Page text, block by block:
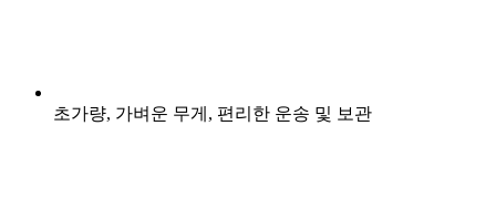
초가량, 가벼운 무게, 편리한 운송 및 보관